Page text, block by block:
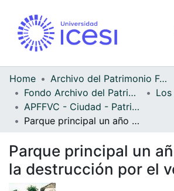
Home
Archivo del Patrimonio Fotográfico y Fílmico del Valle del Cauca
Fondo Archivo del Patrimonio Fotográfico y Fílmico del Valle del Cauca
APFFVC - Ciudad - Patrimonial
Parque principal un año antes de la destrucción por el vendabal
Parque principal un
la destrucción por el